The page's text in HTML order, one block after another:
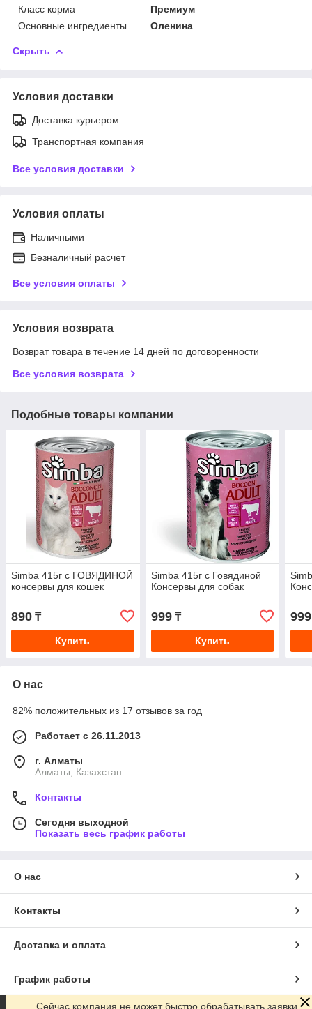
Класс корма
Премиум
Основные ингредиенты
Оленина
Скрыть
Условия доставки
Доставка курьером
Транспортная компания
Все условия доставки
Условия оплаты
Наличными
Безналичный расчет
Все условия оплаты
Условия возврата
Возврат товара в течение 14 дней по договоренности
Все условия возврата
Подобные товары компании
Simba 415г с ГОВЯДИНОЙ
консервы для кошек
890 ₸
Купить
Simba 415г с Говядиной
Консервы для собак
999₸
Купить
999
О нас
82% положительных из 17 отзывов за год
Работает с 26.11.2013
г. Алматы
Алматы, Казахстан
Контакты
Сегодня выходной
Показать весь график работы
О нас
Контакты
Доставка и оплата
График работы
Сейчас компания не может быстро обрабатывать заявки